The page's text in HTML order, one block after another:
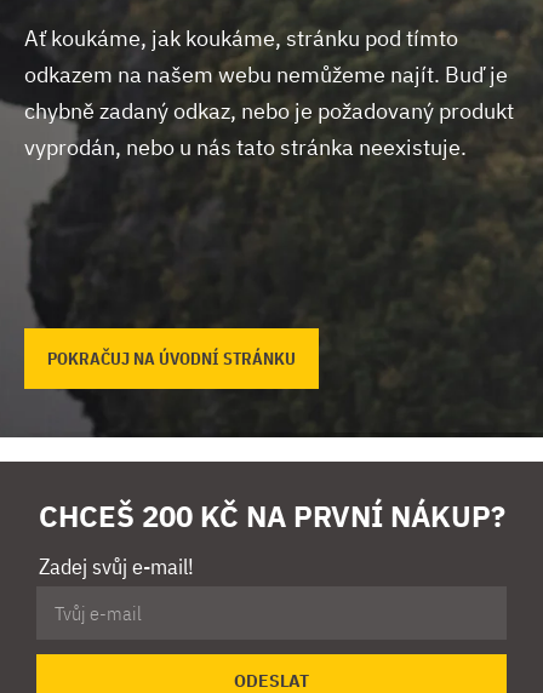
Ať koukáme, jak koukáme, stránku pod tímto
odkazem na našem webu nemůžeme najít. Buď je
chybně zadaný odkaz, nebo je požadovaný produkt
vyprodán, nebo u nás tato stránka neexistuje.
POKRAČUJ NA ÚVODNÍ STRÁNKU
CHCEŠ 200 KČ NA PRVNÍ NÁKUP?
Zadej svůj e-mail!
ODESLAT